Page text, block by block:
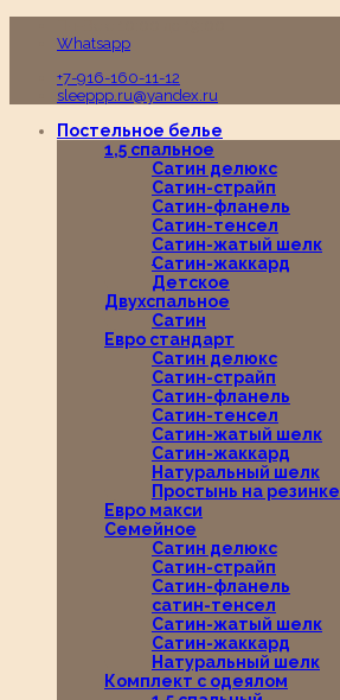
Whatsapp
+7-916-160-11-12
sleeppp.ru@yandex.ru
Постельное белье
1,5 спальное
Сатин делюкс
Сатин-страйп
Сатин-фланель
Сатин-тенсел
Сатин-жатый шелк
Сатин-жаккард
Детское
Двухспальное
Сатин
Евро стандарт
Сатин делюкс
Сатин-страйп
Сатин-фланель
Сатин-тенсел
Сатин-жатый шелк
Сатин-жаккард
Натуральный шелк
Простынь на резинке
Евро макси
Семейное
Сатин делюкс
Сатин-страйп
Сатин-фланель
сатин-тенсел
Сатин-жатый шелк
Сатин-жаккард
Натуральный шелк
Комплект с одеялом